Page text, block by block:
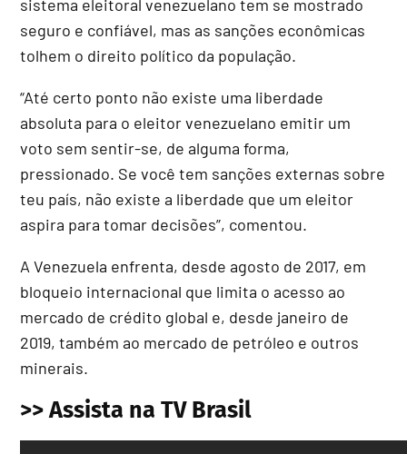
sistema eleitoral venezuelano tem se mostrado
seguro e confiável, mas as sanções econômicas
tolhem o direito político da população.
“Até certo ponto não existe uma liberdade
absoluta para o eleitor venezuelano emitir um
voto sem sentir-se, de alguma forma,
pressionado. Se você tem sanções externas sobre
teu país, não existe a liberdade que um eleitor
aspira para tomar decisões”, comentou.
A Venezuela enfrenta, desde agosto de 2017, em
bloqueio internacional que limita o acesso ao
mercado de crédito global e, desde janeiro de
2019, também ao mercado de petróleo e outros
minerais.
>> Assista na TV Brasil